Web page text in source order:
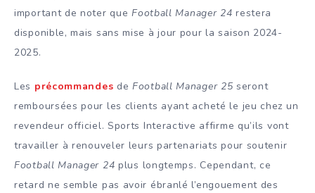
important de noter queFootball Manager 24 restera
disponible, mais sans mise à jour pour la saison 2024-
2025.
Les précommandes deFootball Manager 25 seront
remboursées pour les clients ayant acheté le jeu chez un
revendeur officiel. Sports Interactive affirme qu’ils vont
travailler à renouveler leurs partenariats pour soutenir
Football Manager 24 plus longtemps. Cependant, ce
retard ne semble pas avoir ébranlé l’engouement des